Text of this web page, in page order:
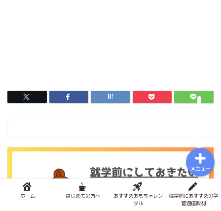
ホーム はじめての方へ
おすすめおもちゃレン
タル
就学前におすすめの学
習通信教材
メニュー